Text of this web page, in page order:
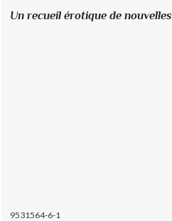
Un recueil érotique de nouvelles
9531564-6-1